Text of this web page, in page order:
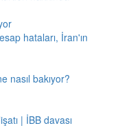
hataları, İran'ın
nasıl bakıyor?
| İBB davası